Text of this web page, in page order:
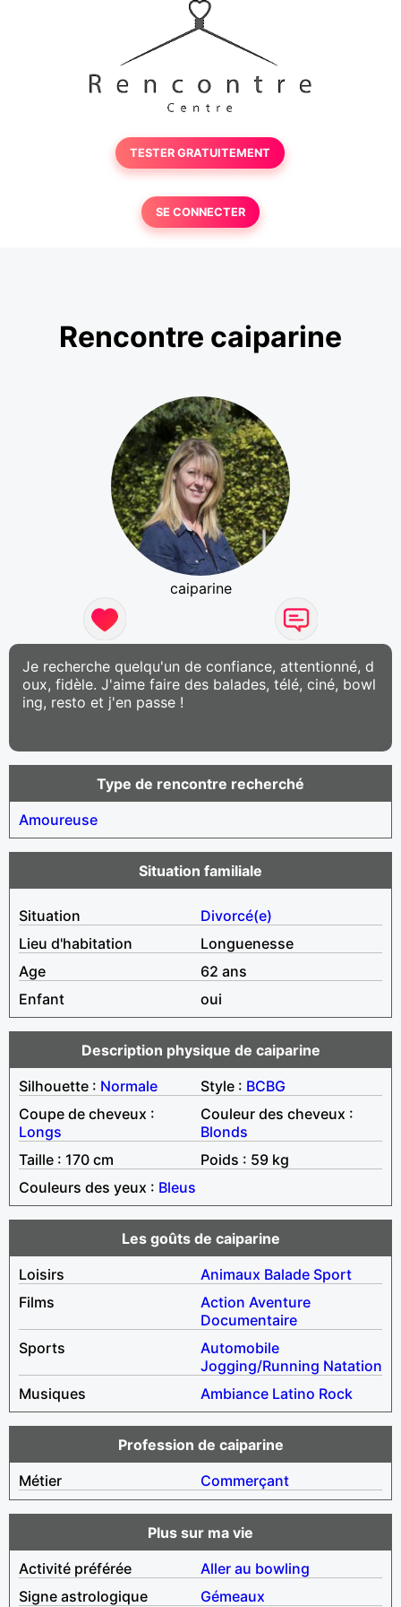
TESTER GRATUITEMENT
SE CONNECTER
Rencontre caiparine
caiparine
Je recherche quelqu'un de confiance, attentionné, d
oux, fidèle. J'aime faire des balades, télé, ciné, bowl
ing, resto et j'en passe !
Type de rencontre recherché
Amoureuse
Situation familiale
Situation
Divorcé(e)
Lieu d'habitation
Longuenesse
Age
62 ans
Enfant
oui
Description physique de caiparine
Silhouette : Normale Style : BCBG
Coupe de cheveux :
Longs
Couleur des cheveux :
Blonds
Taille : 170 cm
Poids : 59 kg
Couleurs des yeux : Bleus
Les goûts de caiparine
Loisirs
Animaux Balade Sport
Films
Action Aventure
Documentaire
Sports
Automobile
Jogging/Running Natation
Musiques
Ambiance Latino Rock
Profession de caiparine
Métier
Commerçant
Plus sur ma vie
Activité préférée
Aller au bowling
Signe astrologique
Gémeaux